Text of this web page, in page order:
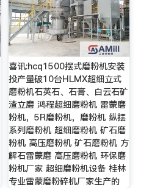
喜讯:hcq1500摆式磨粉机安装
投产量破10台HLMX超细立式
磨粉机石英石、石膏、白云石矿
渣立磨 鸿程超细磨粉机 雷蒙磨
粉机，5R磨粉机，磨粉机 纵摆
系列磨粉机 超细磨粉机 矿石磨
粉机 高压磨粉机 矿石磨粉机 方
解石雷蒙磨 高压磨粉机 环保磨
粉机厂家 超细磨粉机设备 桂林
专业雷蒙磨粉碎机厂家生产的